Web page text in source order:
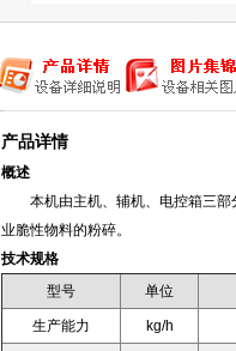
产品详情
概述
本机由主机、辅机、电控箱三部
业脆性物料的粉碎。
技术规格
型号
单位
生产能力 kg/h